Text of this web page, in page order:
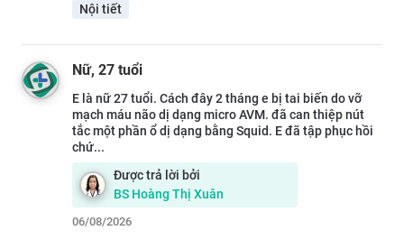
Nội tiết
Nữ, 27 tuổi
E là nữ 27 tuổi. Cách đây 2 tháng e bị tai biến do vỡ
mạch máu não dị dạng micro AVM. đã can thiệp nút
tắc một phần ổ dị dạng bằng Squid. E đã tập phục hồi
chứ...
Được trả lời bởi
BS Hoàng Thị Xuân
06/08/2026